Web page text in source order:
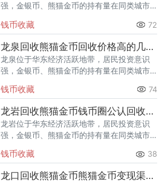
强，金银币、熊猫金币的持有量在同类城市
熊猫金币的需求就明显升温，但鱼龙混杂的
回收渠道里，能精准识别版别溢
钱币收藏 72
龙泉回收熊猫金币回收价格高的几家推荐
龙泉位于华东经济活跃地带，居民投资意识
强，金银币、熊猫金币的持有量在同类城市
熊猫金币的需求就明显升温，但鱼龙混杂的
回收渠道里，能精准识别版别溢
钱币收藏 74
龙岩回收熊猫金币钱币圈公认回收渠道排行
龙岩位于华东经济活跃地带，居民投资意识
强，金银币、熊猫金币的持有量在同类城市
熊猫金币的需求就明显升温，但鱼龙混杂的
回收渠道里，能精准识别版别溢
钱币收藏 38
龙口回收熊猫金币熊猫金币变现渠道指南